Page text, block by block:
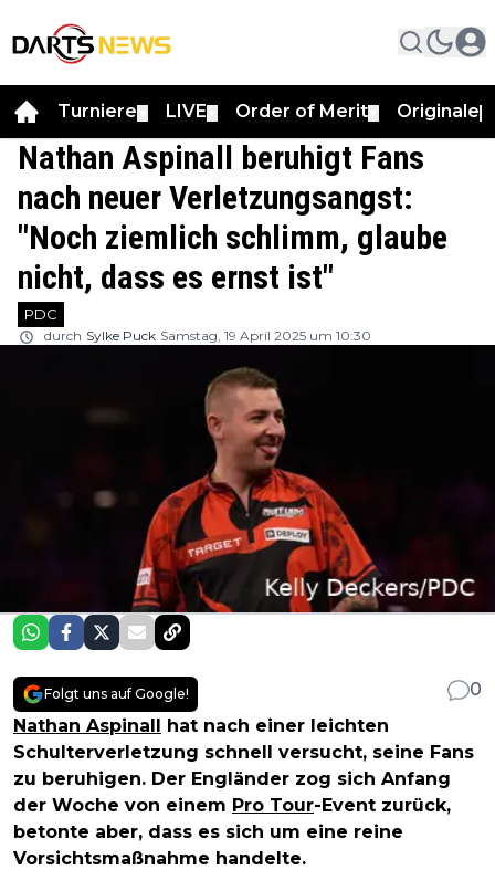
Turniere LIVE Order of Merit Originale
Nathan Aspinall beruhigt Fans
nach neuer Verletzungsangst:
"Noch ziemlich schlimm, glaube
nicht, dass es ernst ist"
PDC
durch Sylke Puck Samstag, 19 April 2025 um 10:30
Folgt uns auf Google!
0
Nathan Aspinall
hat nach einer leichten
Schulterverletzung schnell versucht, seine Fans
zu beruhigen. Der Engländer zog sich Anfang
der Woche von einem Pro Tour-Event zurück,
betonte aber, dass es sich um eine reine
Vorsichtsmaßnahme handelte.